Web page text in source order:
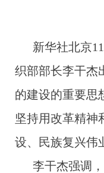
新华社北京11
织部部长李干杰
的建设的重要思
坚持用改革精神
设、民族复兴伟
李干杰强调，